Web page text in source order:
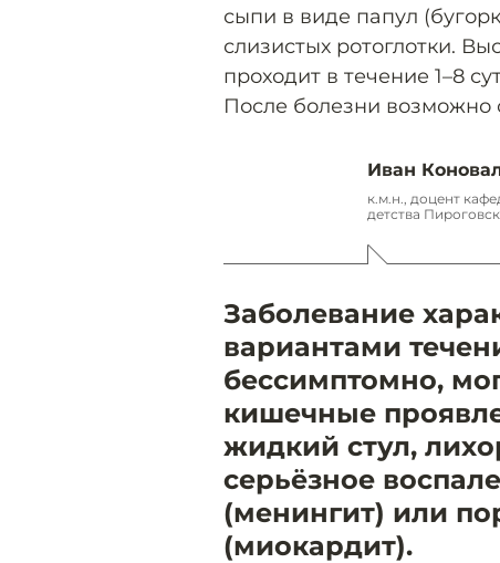
сыпи в виде папул
слизистых ротоглотки.
проходит в течение 1–8
После болезни возможно
Иван
к.м.н., доцент
детства
Заболевание
вариантами
бессимптомно,
кишечные
жидкий стул,
серьёзное
(менингит) или
(миокардит).